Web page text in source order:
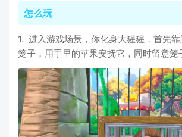
怎么玩
1. 进入游戏场景，你化身大猩猩，首先
笼子，用手里的苹果安抚它，同时留意笼